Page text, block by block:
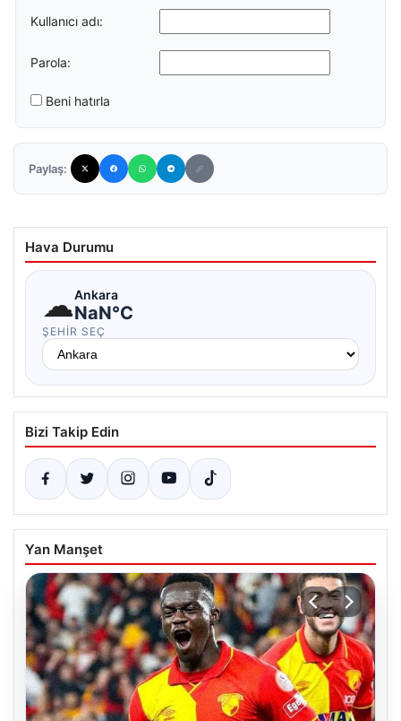
Kullanıcı adı:
Parola:
Beni hatırla
Paylaş:
Hava Durumu
☁Ankara
NaN°C
ŞEHIR SEÇ
Bizi Takip Edin
Yan Manşet